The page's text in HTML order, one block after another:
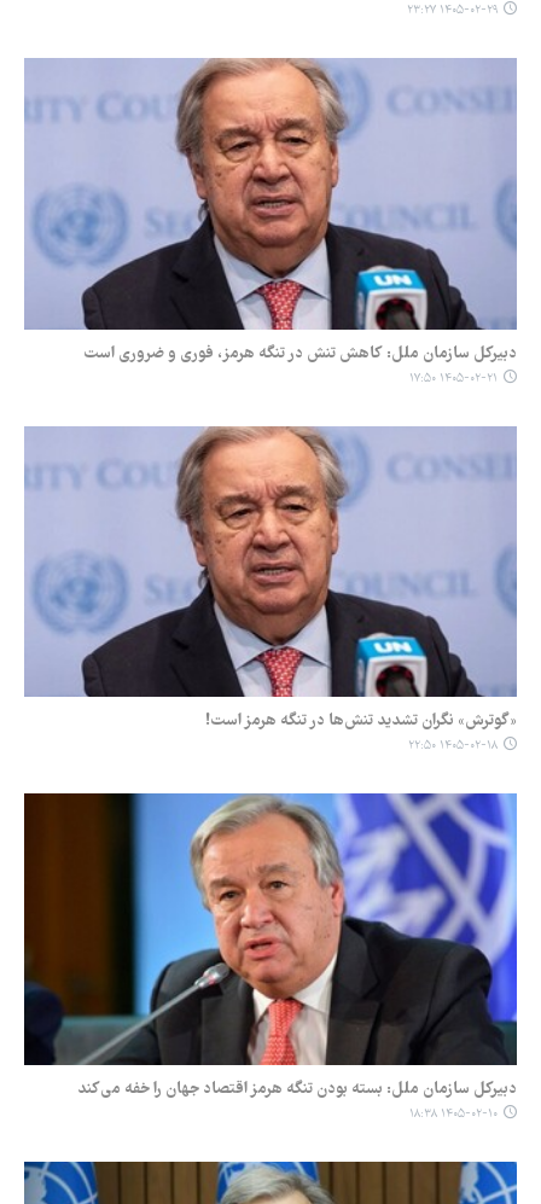
۱۴۰۵-۰۲-۲۹ ۲۳:۲۷
دبیرکل سازمان ملل: کاهش تنش در تنگه هرمز، فوری و ضروری است
۱۴۰۵-۰۲-۲۱ ۱۷:۵۰
«گوترش» نگران تشدید تنش‌ها در تنگه هرمز است!
۱۴۰۵-۰۲-۱۸ ۲۲:۵۰
دبیرکل سازمان ملل: بسته بودن تنگه هرمز اقتصاد جهان را خفه می‌کند
۱۴۰۵-۰۲-۱۰ ۱۸:۳۸